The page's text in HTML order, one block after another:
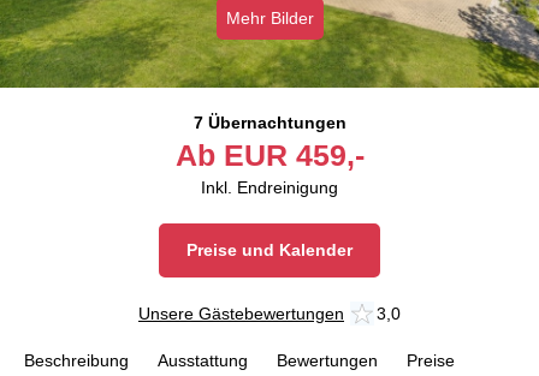
Mehr Bilder
7 Übernachtungen
Ab EUR 459,-
Inkl. Endreinigung
Preise und Kalender
Unsere Gästebewertungen 3,0
Beschreibung Ausstattung Bewertungen
Preise